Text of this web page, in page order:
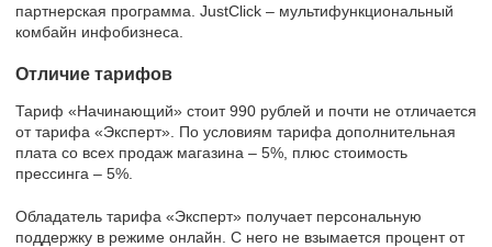
партнерская программа. JustClick – мультифункциональный
комбайн инфобизнеса.
Отличие тарифов
Тариф «Начинающий» стоит 990 рублей и почти не отличается
от тарифа «Эксперт». По условиям тарифа дополнительная
плата со всех продаж магазина – 5%, плюс стоимость
прессинга – 5%.
Обладатель тарифа «Эксперт» получает персональную
поддержку в режиме онлайн. С него не взымается процент от